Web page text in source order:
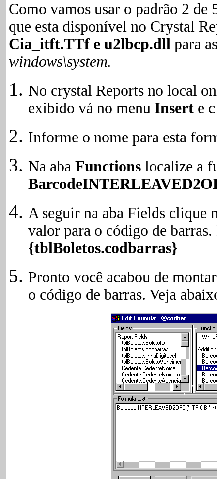
Como vamos usar o padrão 2 de
que esta disponível no Crystal
Cia_itft.TTf e u2lbcp.dll para
windows\system.
No crystal Reports no local
exibido vá no menu Inserte
Informe o nome para esta
Na aba Functionslocalize a
A seguir na aba Fields clique
valor para o código de barras.
{tblBoletos.codbarras}
Pronto você acabou de
o código de barras. Veja